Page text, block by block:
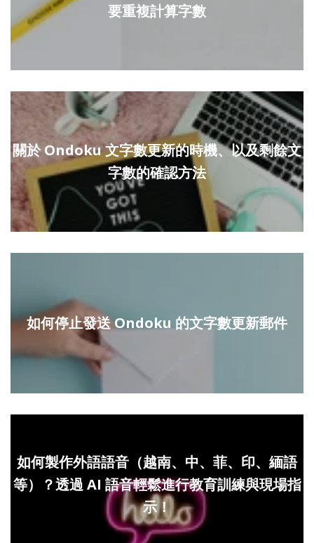
要重複計算字數
關於 Ondoku 文字數更新的時機、以及剩餘文
字數的確認方法
如何停止發送 Ondoku 的文字數更新郵件
如何製作外語語音（越南、中、菲、印、緬語
等）？透過 AI 語音輕鬆進行教育訓練與現場指
示！